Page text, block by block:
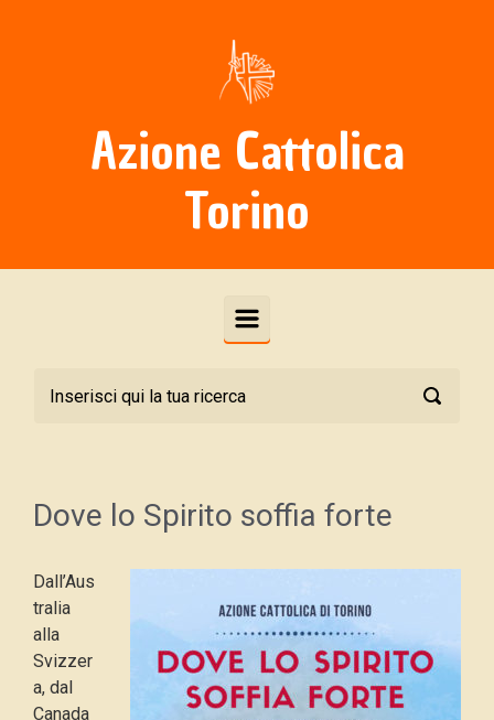
Azione Cattolica
Torino
Dove lo Spirito soffia forte
Dall’Aus
tralia
alla
Svizzer
a, dal
Canada